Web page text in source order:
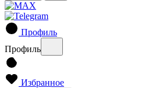
Профиль
Профиль
Избранное